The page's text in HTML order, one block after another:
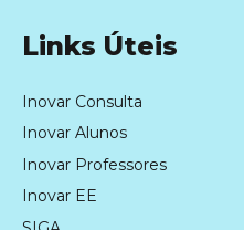
Links Úteis
Inovar Consulta
Inovar Alunos
Inovar Professores
Inovar EE